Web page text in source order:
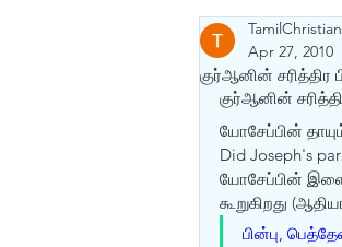
ஹதீஸ்கள்
கிறிஸ்தவம்
குர்ஆனின் சரித்திர
Apr 27, 2010
குர்ஆனின்
யோசேப்பின்
Did Joseph's
யோசேப்பின்
கூறுகிறது
பின்பு,